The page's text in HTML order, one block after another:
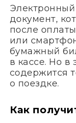
документ,
после
или
бумажный
в кассе. Но в
содержится
о поездке.
Как